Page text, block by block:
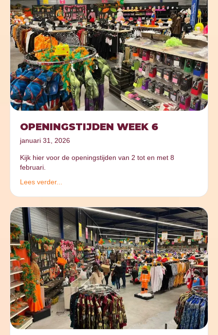
OPENINGSTIJDEN WEEK 6
januari 31, 2026
Kijk hier voor de openingstijden van 2 tot en met 8
februari.
Lees verder...